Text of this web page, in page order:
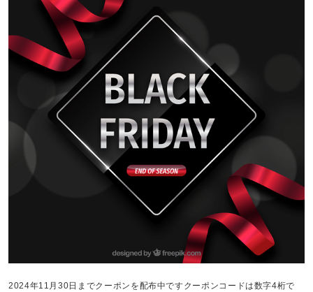
2024年11月30日までクーポンを配布中ですクーポンコードは数字4桁で